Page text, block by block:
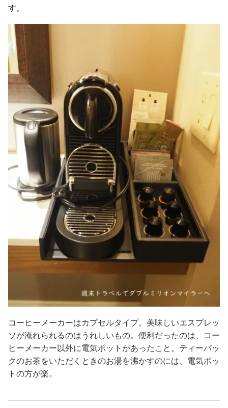
す。
コーヒーメーカーはカプセルタイプ。美味しいエスプレッ
ソが淹れられるのはうれしいもの。便利だったのは、コー
ヒーメーカー以外に電気ポットがあったこと。ティーパッ
クのお茶をいただくときのお湯を沸かすのには、電気ポッ
トの方が楽。